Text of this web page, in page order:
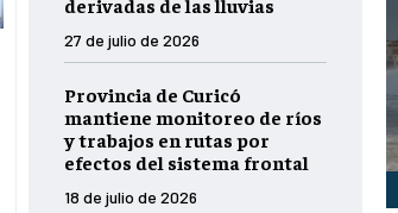
derivadas de las lluvias
27 de julio de 2026
Provincia de Curicó
mantiene monitoreo de ríos
y trabajos en rutas por
efectos del sistema frontal
18 de julio de 2026